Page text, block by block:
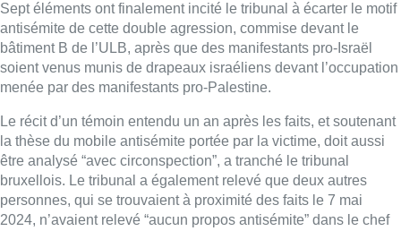
Sept éléments ont finalement incité le tribunal à écarter le motif
antisémite de cette double agression, commise devant le
bâtiment B de l’ULB, après que des manifestants pro-Israël
soient venus munis de drapeaux israéliens devant l’occupation
menée par des manifestants pro-Palestine.
Le récit d’un témoin entendu un an après les faits, et soutenant
la thèse du mobile antisémite portée par la victime, doit aussi
être analysé “avec circonspection”, a tranché le tribunal
bruxellois. Le tribunal a également relevé que deux autres
personnes, qui se trouvaient à proximité des faits le 7 mai
2024, n’avaient relevé “aucun propos antisémite” dans le chef